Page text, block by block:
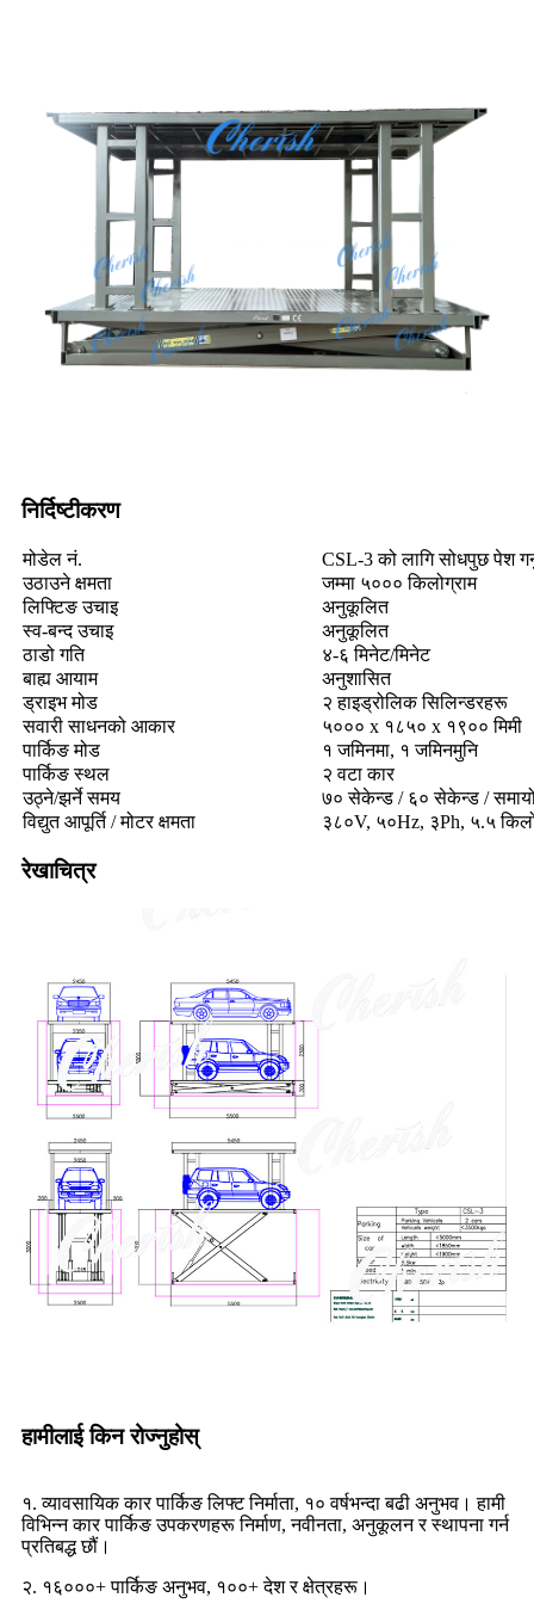
निर्दिष्टीकरण
मोडेल नं.
CSL-3 को लागि सोधपुछ पेश
उठाउने क्षमता
जम्मा ५००० किलोग्राम
लिफ्टिङ उचाइ
अनुकूलित
स्व-बन्द उचाइ
अनुकूलित
ठाडो गति
४-६ मिनेट/मिनेट
बाह्य आयाम
अनुशासित
ड्राइभ मोड
२ हाइड्रोलिक सिलिन्डरहरू
सवारी साधनको आकार
५००० x १८५० x १९०० मिमी
पार्किङ मोड
१ जमिनमा, १ जमिनमुनि
पार्किङ स्थल
२ वटा कार
उठ्ने/झर्ने समय
७० सेकेन्ड / ६० सेकेन्ड /
विद्युत आपूर्ति / मोटर क्षमता
३८०V, ५०Hz, ३Ph, ५.५
रेखाचित्र
हामीलाई किन रोज्नुहोस्
१. व्यावसायिक कार पार्किङ लिफ्ट निर्माता, १० वर्षभन्दा बढी अनुभव। हामी
विभिन्न कार पार्किङ उपकरणहरू निर्माण, नवीनता, अनुकूलन र स्थापना गर्न
प्रतिबद्ध छौं।
२. १६०००+ पार्किङ अनुभव, १००+ देश र क्षेत्रहरू।